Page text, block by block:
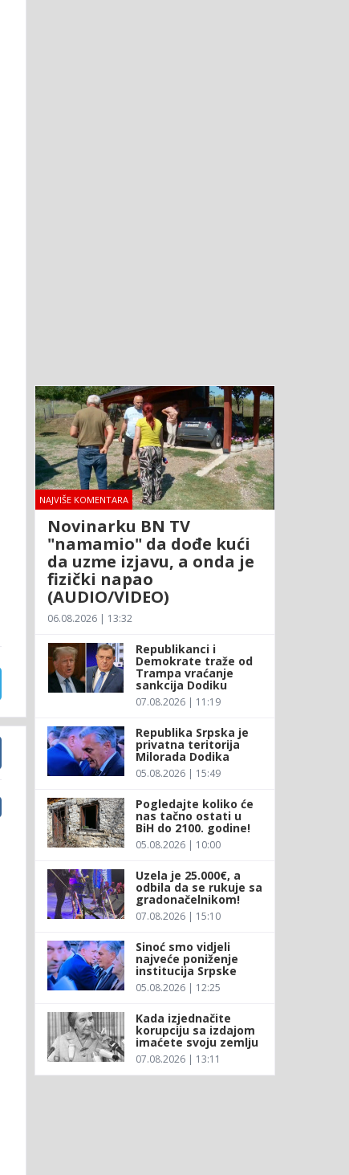
NAJVIŠE KOMENTARA
Novinarku BN TV
"namamio" da dođe kući
da uzme izjavu, a onda je
fizički napao
(AUDIO/VIDEO)
06.08.2026 | 13:32
Republikanci i
Demokrate traže od
Trampa vraćanje
sankcija Dodiku
07.08.2026 | 11:19
Republika Srpska je
privatna teritorija
Milorada Dodika
05.08.2026 | 15:49
Pogledajte koliko će
nas tačno ostati u
BiH do 2100. godine!
05.08.2026 | 10:00
Uzela je 25.000€, a
odbila da se rukuje sa
gradonačelnikom!
07.08.2026 | 15:10
Sinoć smo vidjeli
najveće poniženje
institucija Srpske
05.08.2026 | 12:25
Kada izjednačite
korupciju sa izdajom
imaćete svoju zemlju
07.08.2026 | 13:11